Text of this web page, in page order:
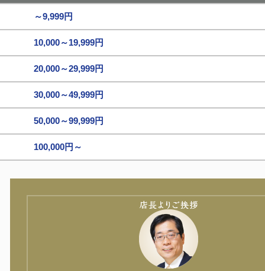
～9,999円
10,000～19,999円
20,000～29,999円
30,000～49,999円
50,000～99,999円
100,000円～